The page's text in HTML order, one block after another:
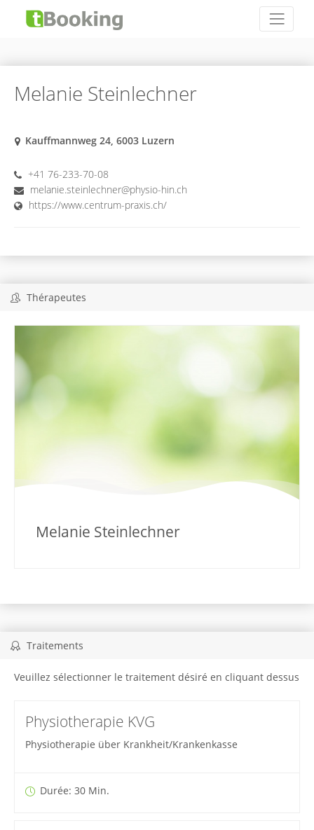
Melanie Steinlechner
Kauffmannweg 24, 6003 Luzern
+41 76-233-70-08
melanie.steinlechner@physio-hin.ch
https://www.centrum-praxis.ch/
Thérapeutes
Melanie Steinlechner
Traitements
Veuillez sélectionner le traitement désiré en cliquant dessus
Physiotherapie KVG
Physiotherapie über Krankheit/Krankenkasse
Durée: 30 Min.